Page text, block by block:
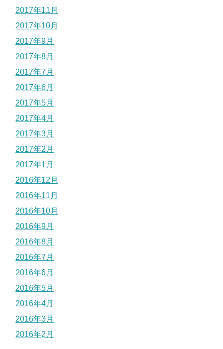
2017年11月
2017年10月
2017年9月
2017年8月
2017年7月
2017年6月
2017年5月
2017年4月
2017年3月
2017年2月
2017年1月
2016年12月
2016年11月
2016年10月
2016年9月
2016年8月
2016年7月
2016年6月
2016年5月
2016年4月
2016年3月
2016年2月